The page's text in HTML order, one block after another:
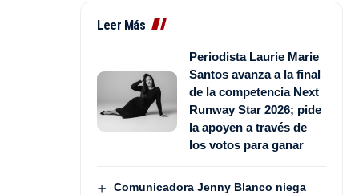
Leer Más
Periodista Laurie Marie
Santos avanza a la final
de la competencia Next
Runway Star 2026; pide
la apoyen a través de
los votos para ganar
Comunicadora Jenny Blanco niega